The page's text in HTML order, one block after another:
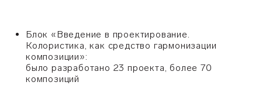
Блок «Введение в проектирование.
Колористика, как средство гармонизации
композиции»:
было разработано 23 проекта, более 70
композиций